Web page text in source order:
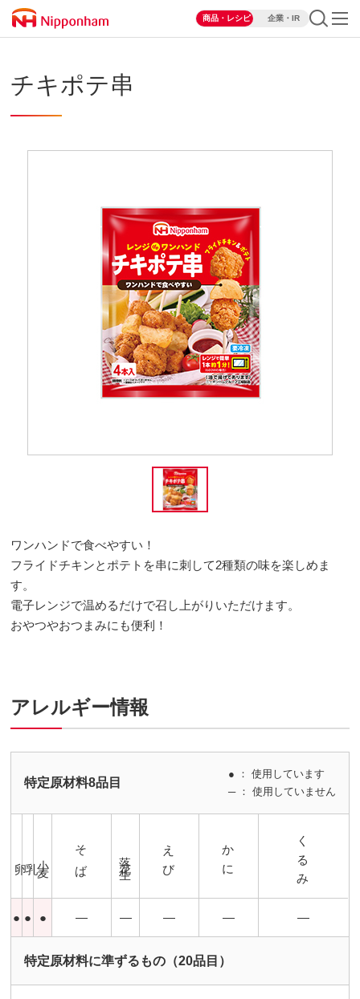
商品・レシピ 企業・IR
チキポテ串
ワンハンドで食べやすい！
フライドチキンとポテトを串に刺して2種類の味を楽しめま
す。
電子レンジで温めるだけで召し上がりいただけます。
おやつやおつまみにも便利！
アレルギー情報
特定原材料8品目
● ： 使用しています
─ ： 使用していません
そば 落花生 えび かに くるみ
● ● ● ― ― ― ― ―
特定原材料に準ずるもの（20品目）